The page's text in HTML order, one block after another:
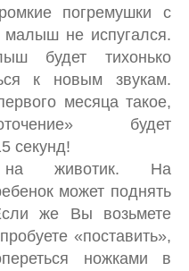
погремушки с
не испугался.
будет тихонько
к новым звукам.
месяца такое,
будет
секунд!
на животик. На
может поднять
же Вы возьмете
«поставить»,
ножками в